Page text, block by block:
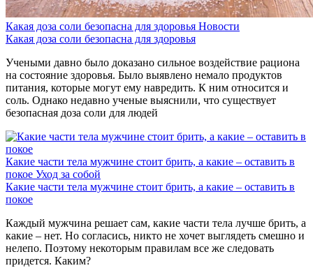
Какая доза соли безопасна для здоровья Новости
Какая доза соли безопасна для здоровья
Учеными давно было доказано сильное воздействие рациона
на состояние здоровья. Было выявлено немало продуктов
питания, которые могут ему навредить. К ним относится и
соль. Однако недавно ученые выяснили, что существует
безопасная доза соли для людей
Какие части тела мужчине стоит брить, а какие – оставить в
покое Уход за собой
Какие части тела мужчине стоит брить, а какие – оставить в
покое
Каждый мужчина решает сам, какие части тела лучше брить, а
какие – нет. Но согласись, никто не хочет выглядеть смешно и
нелепо. Поэтому некоторым правилам все же следовать
придется. Каким?